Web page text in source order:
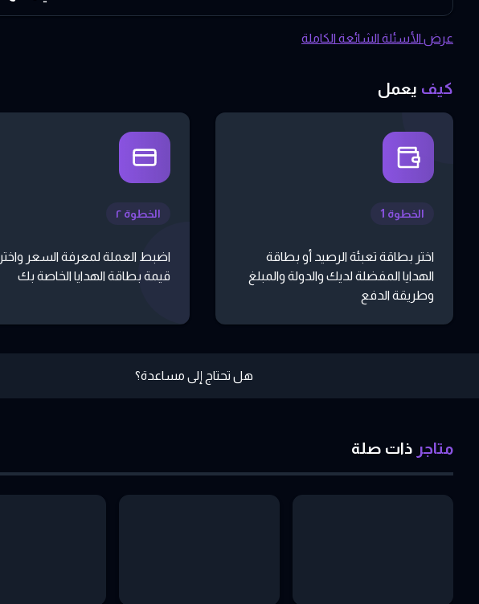
عرض الأسئلة الشائعة الكاملة
كيف يعمل
الخطوة 1
اختر بطاقة تعبئة الرصيد أو بطاقة
الهدايا المفضلة لديك والدولة والمبلغ
وطريقة الدفع
الخطوة ٢
اضبط العملة لمعرفة السعر واختر
قيمة بطاقة الهدايا الخاصة بك
هل تحتاج إلى مساعدة؟
متاجر ذات صلة